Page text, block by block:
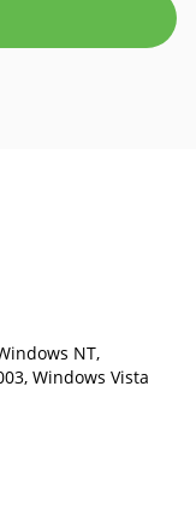
NT,
Windows Vista